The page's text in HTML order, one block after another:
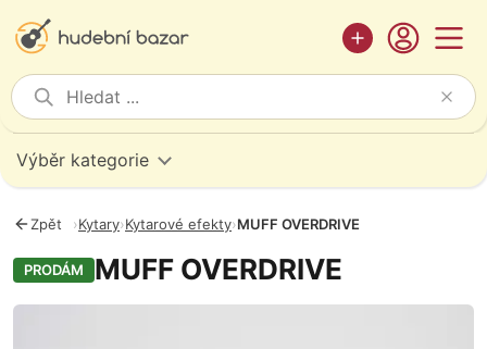
Výběr kategorie
Zpět ›Kytary›Kytarové efekty›MUFF OVERDRIVE
PRODÁM MUFF OVERDRIVE